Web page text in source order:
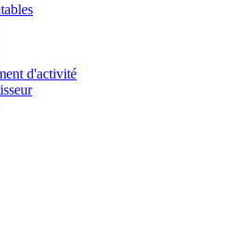
d'activité